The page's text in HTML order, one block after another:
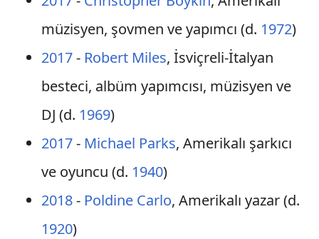
müzisyen, şovmen ve yapımcı (d. 1972)
2017- Robert Miles, İsviçreli-İtalyan
besteci, albüm yapımcısı, müzisyen ve
DJ (d. 1969)
2017- Michael Parks, Amerikalı şarkıcı
ve oyuncu (d. 1940)
2018- Poldine Carlo, Amerikalı yazar (d.
1920)